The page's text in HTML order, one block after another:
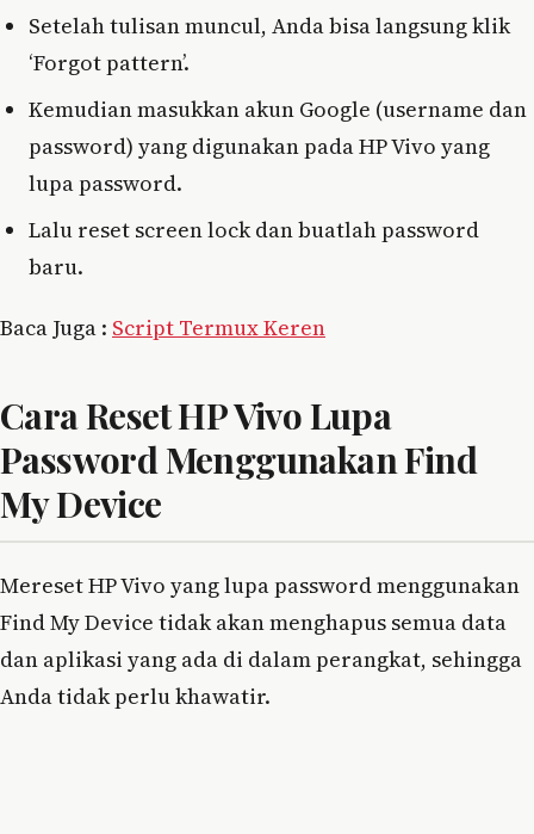
Setelah tulisan muncul, Anda bisa langsung klik
‘Forgot pattern’.
Kemudian masukkan akun Google (username dan
password) yang digunakan pada HP Vivo yang
lupa password.
Lalu reset screen lock dan buatlah password
baru.
Baca Juga : Script Termux Keren
Cara Reset HP Vivo Lupa
Password Menggunakan Find
My Device
Mereset HP Vivo yang lupa password menggunakan
Find My Device tidak akan menghapus semua data
dan aplikasi yang ada di dalam perangkat, sehingga
Anda tidak perlu khawatir.